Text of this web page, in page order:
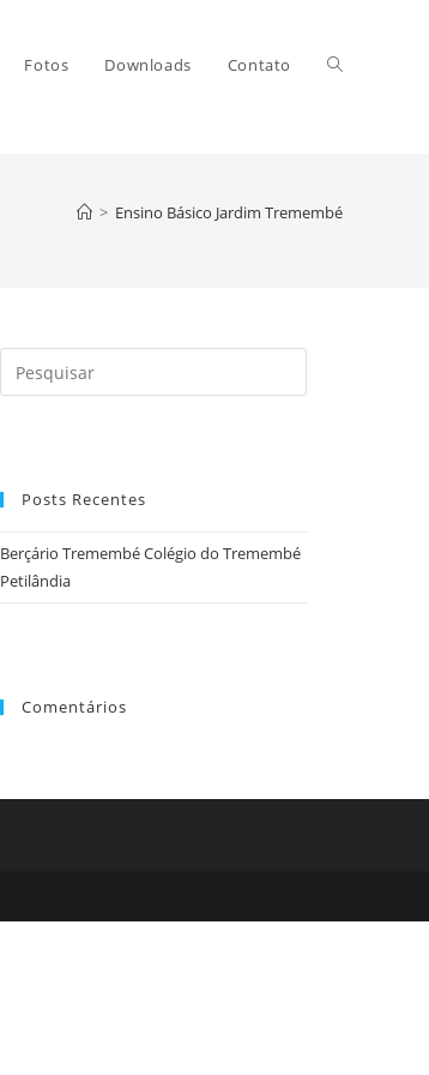
Fotos Downloads Contato Alternar
> Ensino Básico Jardim Tremembé
a
Posts Recentes
Berçário Tremembé Colégio do Tremembé
Petilândia
Comentários